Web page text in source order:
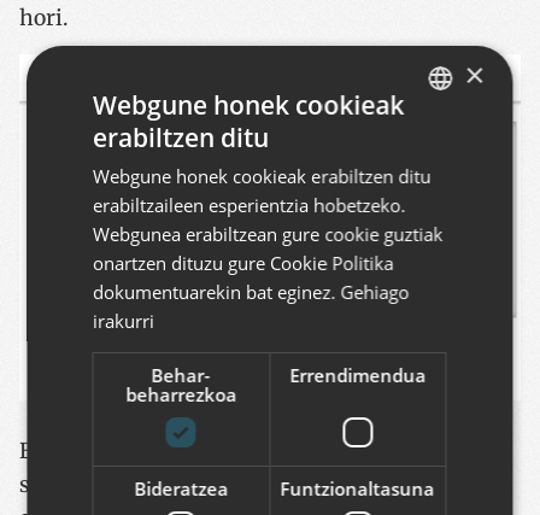
hori.
Era bateko edo besteko jokoetan parte hartzeko,
sintaxi bat jarraitu behar da. Adibidez, txioak
SPANISH
×
Webgune honek cookieak
erabiltzen ditu
Webgune honek cookieak erabiltzen ditu
erabiltzaileen esperientzia hobetzeko.
Webgunea erabiltzean gure cookie guztiak
onartzen dituzu gure Cookie Politika
dokumentuarekin bat eginez. Gehiago
irakurri
Behar-
beharrezkoa
Errendimendua
Bideratzea Funtzionaltasuna